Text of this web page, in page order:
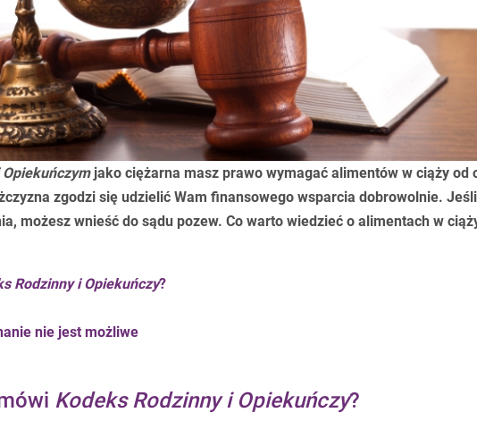
jako ciężarna masz prawo wymagać alimentów w ciąży od
zgodzi się udzielić Wam finansowego wsparcia dobrowolnie.
możesz wnieść do sądu pozew. Co warto wiedzieć o alimentach w
Rodzinny i Opiekuńczy?
nie jest możliwe
Kodeks Rodzinny i Opiekuńczy?